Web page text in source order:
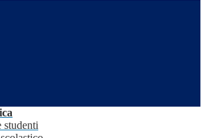
studenti